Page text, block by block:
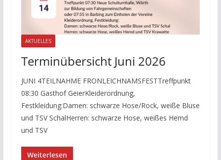
AKTUELLES
Terminübersicht Juni 2026
JUNI 4TEILNAHME FRONLEICHNAMSFESTTreffpunkt
08:30 Gasthof GeierKleiderordnung,
Festkleidung:Damen: schwarze Hose/Rock, weiße Bluse
und TSV SchalHerren: schwarze Hose, weißes Hemd
und TSV
Weiterlesen